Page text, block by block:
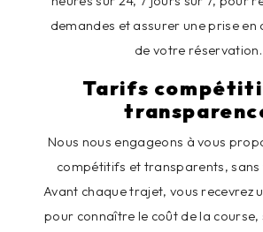
demandes et assurer une prise
de votre réservation.
Tarifs
Nous nous engageons à vous
compétitifs et transparents, sans
Avant chaque trajet, vous recevrez
pour connaître le coût de la course,